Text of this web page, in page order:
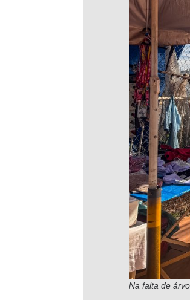
Na falta de